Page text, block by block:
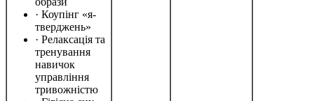
· Коупінг «я-
тверджень»
· Релаксація та
тренування
навичок
управління
тривожністю